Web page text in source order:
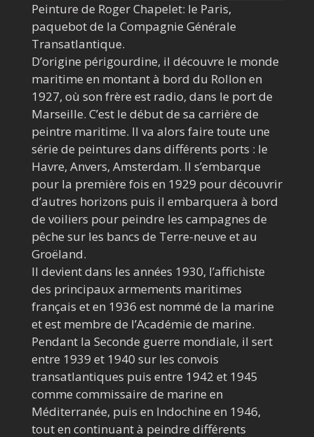
Peinture de Roger Chapelet: le Paris,
paquebot de la Compagnie Générale
Transatlantique.
D’origine périgourdine, il découvre le monde
maritime en montant à bord du Rollon en
1927, où son frère est radio, dans le port de
Marseille. C’est le début de sa carrière de
peintre maritime. Il va alors faire toute une
série de peintures dans différents ports : le
Havre, Anvers, Amsterdam. Il s’embarque
pour la première fois en 1929 pour découvrir
d’autres horizons puis il embarquera à bord
de voiliers pour peindre les campagnes de
pêche sur les bancs de Terre-neuve et au
Groëland.
Il devient dans les années 1930, l’affichiste
des principaux armements maritimes
français et en 1936 est nommé de la marine
et est membre de l’Académie de marine.
Pendant la Seconde guerre mondiale, il sert
entre 1939 et 1940 sur les convois
transatlantiques puis entre 1942 et 1945
comme commissaire de marine en
Méditerranée, puis en Indochine en 1946,
tout en continuant à peindre différents